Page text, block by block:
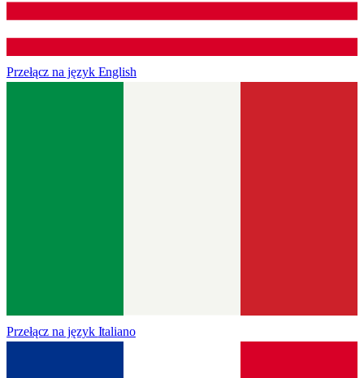
Przełącz na język English
Przełącz na język Italiano